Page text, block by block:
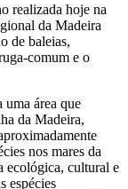
realizada hoje na
da Madeira
de baleias,
comum e o
uma área que
da Madeira,
nos mares da
ecológica, cultural e
espécies